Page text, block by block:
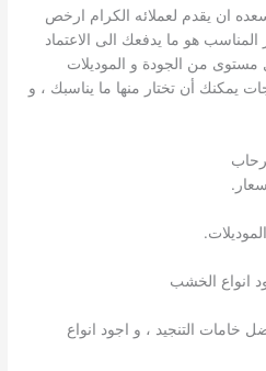
ان يقدم لعملائه الكرام ارخص
هو ما يدفعك الى الاعتماد
من الجودة و الموديلات
يمكنك أن تختار منها ما يناسبك ، و
انواع الخشب
خامات التنجيد ، و اجود انواع